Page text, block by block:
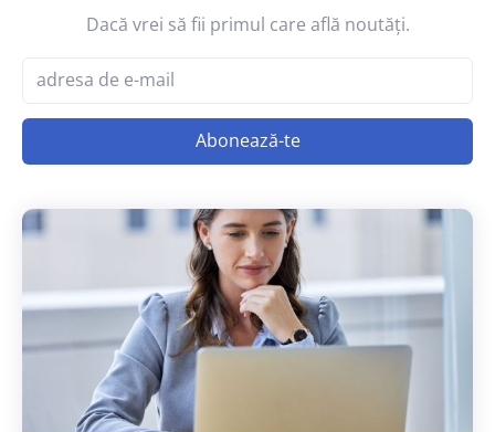
Dacă vrei să fii primul care află noutăți.
Abonează-te